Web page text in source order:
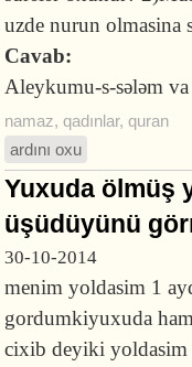
uzde nurun olmasina
Cavab:
Aleykumu-s-sələm
namaz,qadınlar,quran
ardını oxu
Yuxuda ölmüş
üşüdüyünü
30-10-2014
menim yoldasim 1
gordumkiyuxuda
cixib deyiki yoldasim